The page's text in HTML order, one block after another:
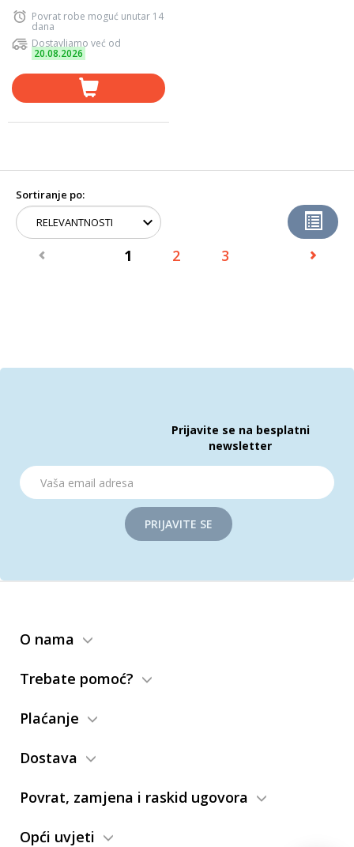
Povrat robe moguć unutar 14
dana
Dostavljamo već od
20.08.2026
Sortiranje po:
1 2 3
Prijavite se na besplatni
newsletter
PRIJAVITE SE
O nama
Trebate pomoć?
Plaćanje
Dostava
Povrat, zamjena i raskid ugovora
Opći uvjeti